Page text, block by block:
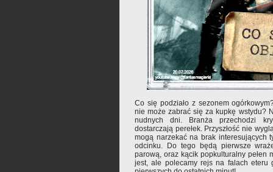
Co się podziało z sezonem
nie może zabrać się za kupkę wstydu?
nudnych dni. Branża przechodzi
dostarczają perełek. Przyszłość nie
mogą narzekać na brak interesujących
odcinku. Do tego będą pierwsze
parową, oraz kącik popkulturalny pełen
jest, ale polecamy rejs na falach eteru